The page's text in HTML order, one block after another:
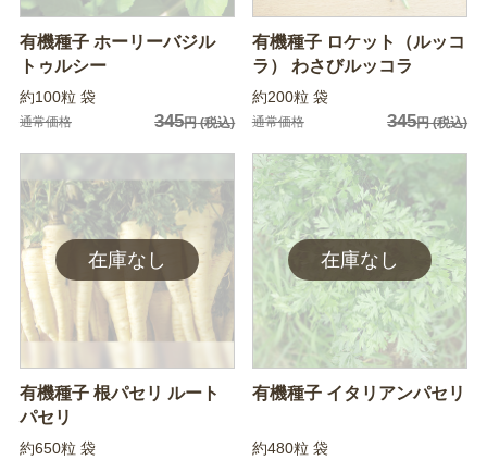
有機種子 ホーリーバジル
トゥルシー
約100粒 袋
通常価格 345円(税込)
有機種子 ロケット（ルッコ
ラ） わさびルッコラ
約200粒 袋
通常価格 345円(税込)
有機種子 根パセリ ルート
パセリ
約650粒 袋
有機種子 イタリアンパセリ
約480粒 袋